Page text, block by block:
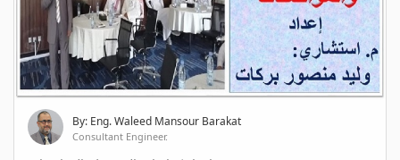
By: Eng. Waleed Mansour Barakat
Consultant Engineer.